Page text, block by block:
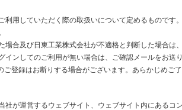
利用していただく際の取扱いについて定めるものです
場合及び日東工業株式会社が不適格と判断した場合は
インしてのご利用が無い場合は、ご確認メールをお送
登録はお断りする場合がございます。あらかじめご了
社が運営するウェブサイト、ウェブサイト内にあるコ